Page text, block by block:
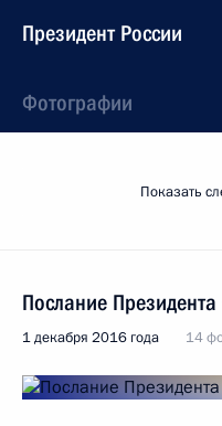
Президент России
Фотографии
Показать
Послание
1 декабря 2016 года 14